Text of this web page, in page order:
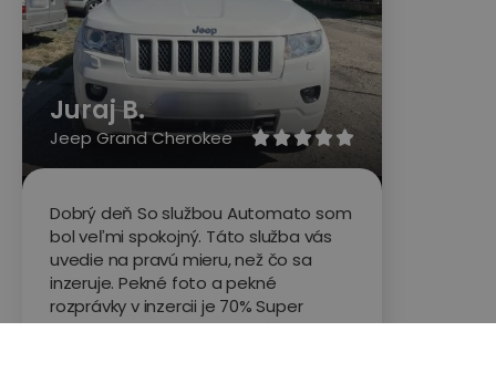

Juraj B.
Jeep Grand Cherokee
Dobrý deň So službou Automato som
bol veľmi spokojný. Táto služba vás
uvedie na pravú mieru, než čo sa
inzeruje. Pekné foto a pekné
rozprávky v inzercii je 70% Super
overenie vozidla, na odporúčanie